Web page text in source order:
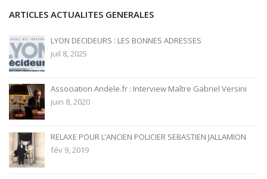
ARTICLES ACTUALITES GENERALES
LYON DECIDEURS : LES BONNES ADRESSES
juil 8, 2025
Association Andele.fr : Interview Maître Gabriel Versini
juin 8, 2020
RELAXE POUR L’ANCIEN POLICIER SEBASTIEN JALLAMION
fév 9, 2019